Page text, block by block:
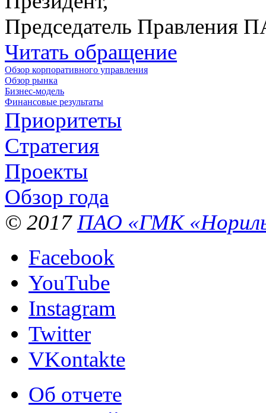
Председатель Правления
Читать обращение
Обзор корпоративного управления
Обзор рынка
Бизнес-модель
Финансовые результаты
Приоритеты
Стратегия
Проекты
Обзор года
© 2017 ПАО «ГМК
Facebook
YouTube
Instagram
Twitter
VKontakte
Об отчете